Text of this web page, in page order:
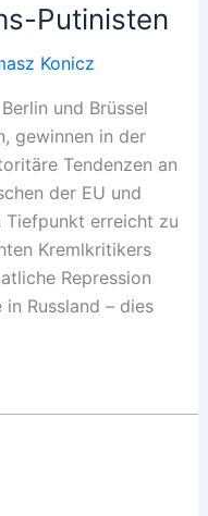
Putinisten
Konicz
und Brüssel
gewinnen in der
Tendenzen an
der EU und
Tiefpunkt erreicht zu
Kremlkritikers
Repression
Russland – dies